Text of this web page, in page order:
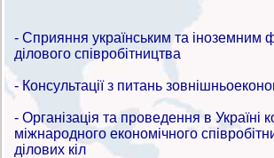
- Сприяння українським та іноземним
ділового співробітництва
- Консультації з питань
- Організація та проведення в Україні
міжнародного економічного
ділових кіл